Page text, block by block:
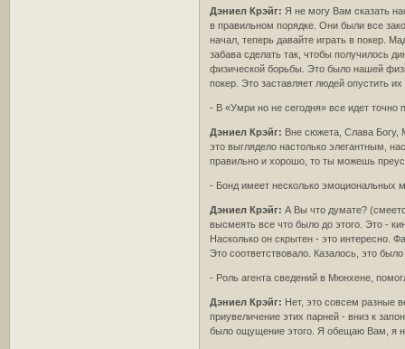
Дэниел Крэйг: Я не могу Вам сказать
в правильном порядке. Они были все
начал, теперь давайте играть в покер.
забава сделать так, чтобы получилось
физической борьбы. Это было нашей
покер. Это заставляет людей опустить
- В «Умри но не сегодня» все идет
Дэниел Крэйг: Вне сюжета, Слава Богу,
это выглядело настолько элегантным,
правильно и хорошо, то ты можешь
- Бонд имеет несколько
Дэниел Крэйг:А Вы что думате?
высмеять все что было до этого. Это -
Насколько он скрытен - это интересно.
Это соответствовало. Казалось, это
- Роль агента сведений в Мюнхене,
Дэниел Крэйг: Нет, это совсем разные
приувеличение этих парней - вниз к
было ощущение этого. Я обещаю Вам, я